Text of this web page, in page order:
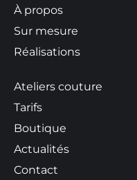
À propos
Sur mesure
Réalisations
Ateliers couture
Tarifs
Boutique
Actualités
Contact